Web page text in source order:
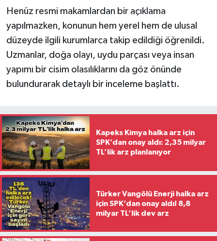
Henüz resmi makamlardan bir açıklama
yapılmazken, konunun hem yerel hem de ulusal
düzeyde ilgili kurumlarca takip edildiği öğrenildi.
Uzmanlar, doğa olayı, uydu parçası veya insan
yapımı bir cisim olasılıklarını da göz önünde
bulundurarak detaylı bir inceleme başlattı.
Kapeks Kimya halka arz için
SPK’dan onay aldı: 2,35 milyar
TL’lik arz planlanıyor
Türker Vangölü Enerji halka arz
için SPK’dan onay aldı! 8,8
milyar TL’lik dev arz